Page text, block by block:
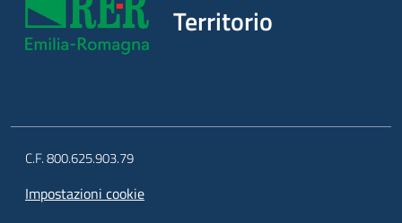
Territorio
C.F. 800.625.903.79
Impostazioni cookie